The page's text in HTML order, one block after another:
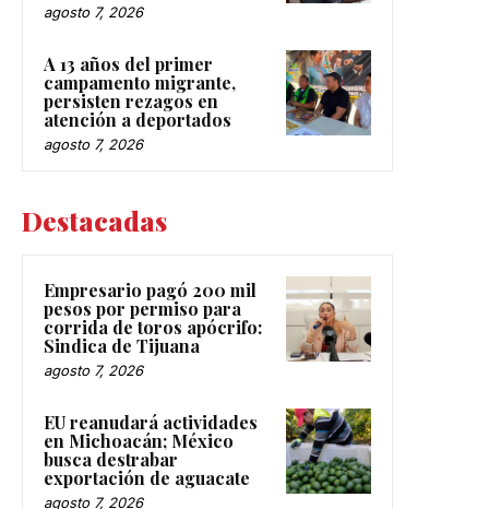
agosto 7, 2026
A 13 años del primer
campamento migrante,
persisten rezagos en
atención a deportados
agosto 7, 2026
Destacadas
Empresario pagó 200 mil
pesos por permiso para
corrida de toros apócrifo:
Sindica de Tijuana
agosto 7, 2026
EU reanudará actividades
en Michoacán; México
busca destrabar
exportación de aguacate
agosto 7, 2026